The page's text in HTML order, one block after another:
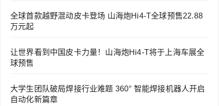
全球首款越野混动皮卡登场 山海炮Hi4-T全球预售22.88
万元起
让世界看到中国皮卡力量！山海炮Hi4-T将于上海车展全
球预售
大学生团队破局焊接行业难题 360° 智能焊接机器人开启
自动化新篇章